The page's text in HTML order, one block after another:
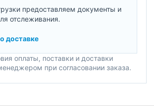
предоставляем документы и
отслеживания.
доставке
оплаты, поставки и доставки
при согласовании заказа.